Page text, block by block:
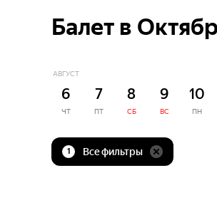
Балет в
АВГУСТ
6
ЧТ
7
ПТ
8
СБ
9
ВС
10
ПН
1 Все фильтры